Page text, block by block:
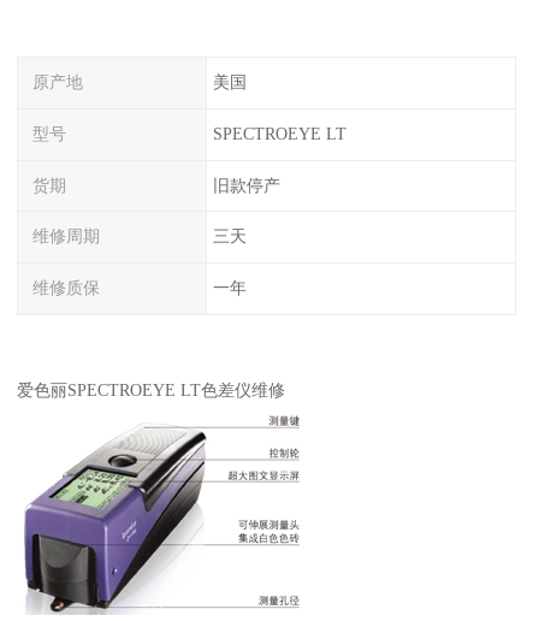
原产地 美国
型号 SPECTROEYE LT
货期 旧款停产
维修周期 三天
维修质保 一年
爱色丽SPECTROEYE LT色差仪维修